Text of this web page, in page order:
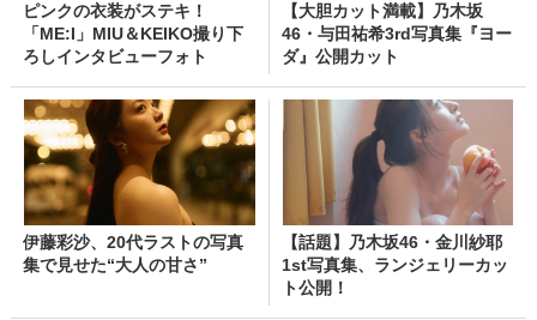
ピンクの衣装がステキ！
「ME:I」MIU＆KEIKO撮り下
ろしインタビューフォト
【大胆カット満載】乃木坂
46・与田祐希3rd写真集『ヨー
ダ』公開カット
伊藤彩沙、20代ラストの写真
集で見せた“大人の甘さ”
【話題】乃木坂46・金川紗耶
1st写真集、ランジェリーカッ
ト公開！